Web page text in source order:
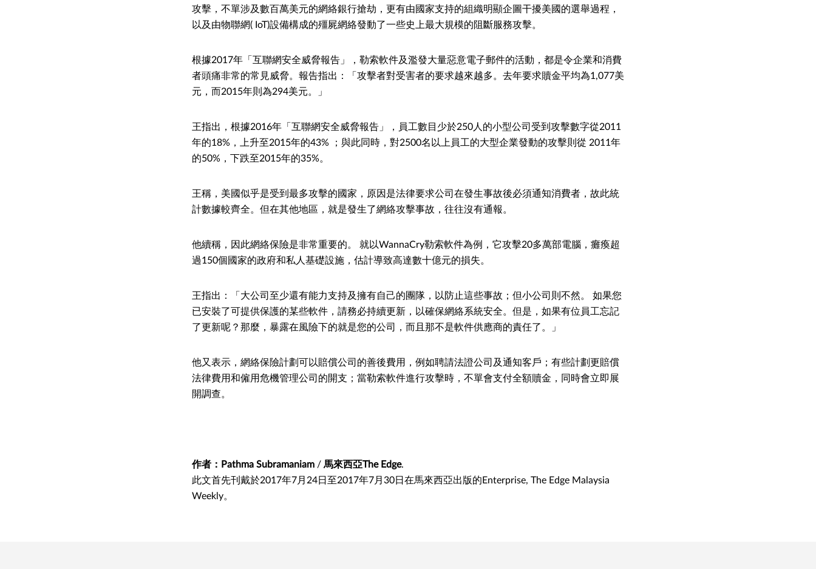
攻擊，不單涉及數百萬美元的網絡銀行搶劫，更有由國家支持的組織明顯企圖干擾美國的選舉過程，
以及由物聯網( IoT)設備構成的殭屍網絡發動了一些史上最大規模的阻斷服務攻擊。
根據2017年「互聯網安全威脅報告」，勒索軟件及濫發大量惡意電子郵件的活動，都是令企業和消費
者頭痛非常的常見威脅。報告指出：「攻擊者對受害者的要求越來越多。去年要求贖金平均為1,077美
元，而2015年則為294美元。」
王指出，根據2016年「互聯網安全威脅報告」，員工數目少於250人的小型公司受到攻擊數字從2011
年的18%，上升至2015年的43% ；與此同時，對2500名以上員工的大型企業發動的攻擊則從 2011年
的50%，下跌至2015年的35%。
王稱，美國似乎是受到最多攻擊的國家，原因是法律要求公司在發生事故後必須通知消費者，故此統
計數據較齊全。但在其他地區，就是發生了網絡攻擊事故，往往沒有通報。
他續稱，因此網絡保險是非常重要的。 就以WannaCry勒索軟件為例，它攻擊20多萬部電腦，癱瘓超
過150個國家的政府和私人基礎設施，估計導致高達數十億元的損失。
王指出：「大公司至少還有能力支持及擁有自己的團隊，以防止這些事故；但小公司則不然。 如果您
已安裝了可提供保護的某些軟件，請務必持續更新，以確保網絡系統安全。但是，如果有位員工忘記
了更新呢？那麼，暴露在風險下的就是您的公司，而且那不是軟件供應商的責任了。」
他又表示，網絡保險計劃可以賠償公司的善後費用，例如聘請法證公司及通知客戶；有些計劃更賠償
法律費用和僱用危機管理公司的開支；當勒索軟件進行攻擊時，不單會支付全額贖金，同時會立即展
開調查。
作者：Pathma Subramaniam / 馬來西亞The Edge.
此文首先刊戴於2017年7月24日至2017年7月30日在馬來西亞出版的Enterprise, The Edge Malaysia
Weekly。